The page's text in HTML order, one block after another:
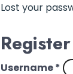
Lost your
Register
Username*